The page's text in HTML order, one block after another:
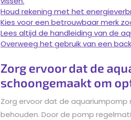
Houd rekening met het
Kies voor een betrouwbaar merk
Lees altijd de handleiding van de
Overweeg het gebruik van een
Zorg ervoor dat de
schoongemaakt om
Zorg ervoor dat de
behouden. Door de pomp